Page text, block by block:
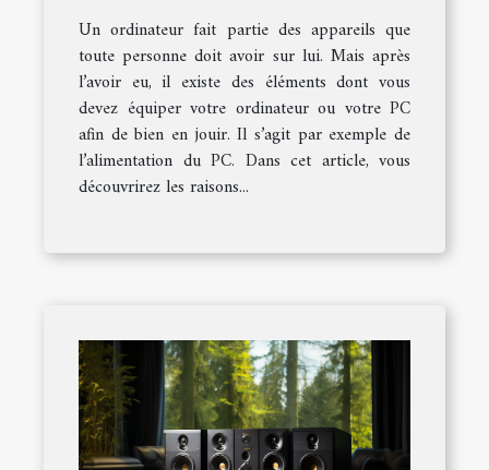
pour son PC ?
Un ordinateur fait partie des appareils que
toute personne doit avoir sur lui. Mais après
l’avoir eu, il existe des éléments dont vous
devez équiper votre ordinateur ou votre PC
afin de bien en jouir. Il s’agit par exemple de
l’alimentation du PC. Dans cet article, vous
découvrirez les raisons...